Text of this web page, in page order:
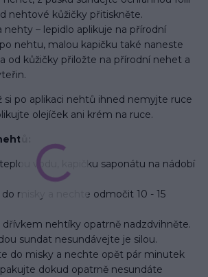
nehtové kůžičky přitiskněte.
nehty – lepidlo aplikuje na přírodní
nehtu, malou kapičku také naneste
od kůžičky přiložte na přírodní nehet a
si po aplikaci nehtů ihned nemyjte ruce
olejíček ani krém na ruce.
vodu, kapičku saponátu na nádobí
misky a nechte odmočit 10 - 15
nehtíky opatrně nadzdvihněte.
sundat nesundávejte je silou.
do misky a nechte opět pár minutek
dokud opatrně nesundáte